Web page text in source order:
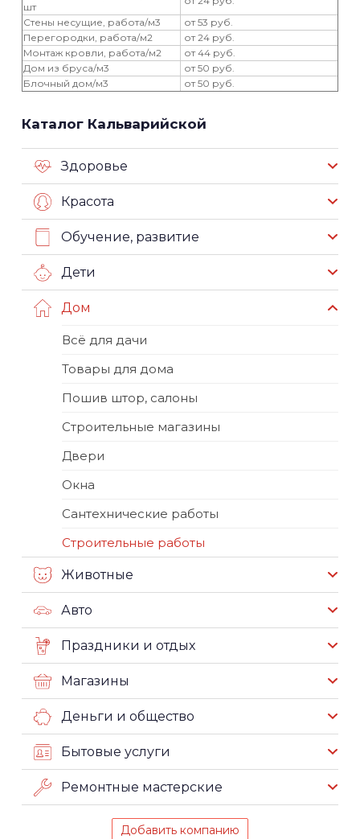
шт
Стены несущие, работа/м3
от 53 руб.
Перегородки, работа/м2
от 24 руб.
Монтаж кровли, работа/м2
от 44 руб.
Дом из бруса/м3
от 50 руб.
Блочный дом/м3
от 50 руб.
Каталог Кальварийской
Здоровье
Красота
Обучение, развитие
Дети
Дом
Всё для дачи
Товары для дома
Пошив штор, салоны
Строительные магазины
Двери
Окна
Сантехнические работы
Строительные работы
Животные
Авто
Праздники и отдых
Магазины
Деньги и общество
Бытовые услуги
Ремонтные мастерские
Добавить компанию